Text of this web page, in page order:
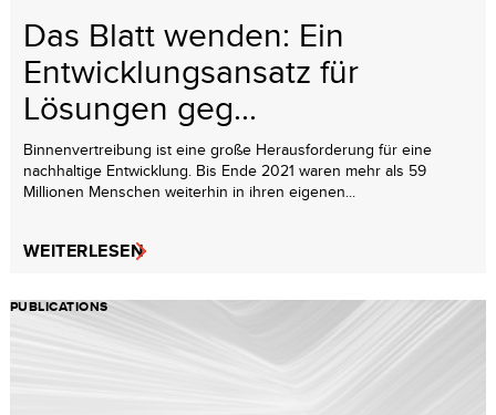
Das Blatt wenden: Ein
Entwicklungsansatz für
Lösungen geg...
Binnenvertreibung ist eine große Herausforderung für eine
nachhaltige Entwicklung. Bis Ende 2021 waren mehr als 59
Millionen Menschen weiterhin in ihren eigenen...
WEITERLESEN
PUBLICATIONS